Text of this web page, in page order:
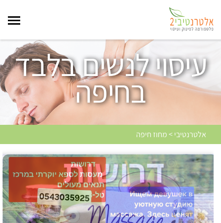
עיסוי לנשים בלבד
בחיפה
אלטרנטיבי > מחוז חיפה